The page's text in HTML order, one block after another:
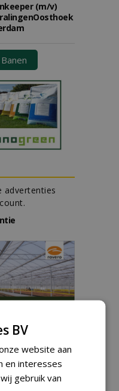
(m/v)
advertenties
About Annuals'
planten
Appeltern
2026
BV
website aan
en interesses
gebruik van